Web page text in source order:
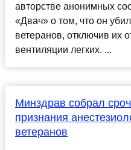
авторстве анонимных
«Двач» о том, что он
ветеранов, отключив их
вентиляции легких. ...
Минздрав собрал
признания
ветеранов